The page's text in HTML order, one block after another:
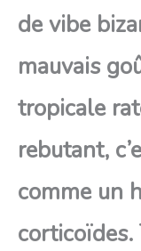
de vibe
mauvais
tropicale
rebutant,
comme un
corticoïdes.